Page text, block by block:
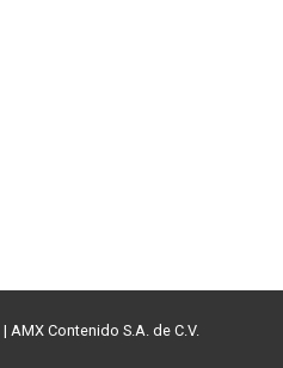
| AMX Contenido S.A. de C.V.